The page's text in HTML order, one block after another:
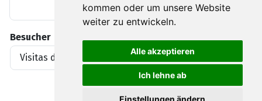
kommen oder um unsere Website
weiter zu entwickeln.
Alle akzeptieren
Ich lehne ab
Einstellungen ändern
Besucher
Visitas del artículo